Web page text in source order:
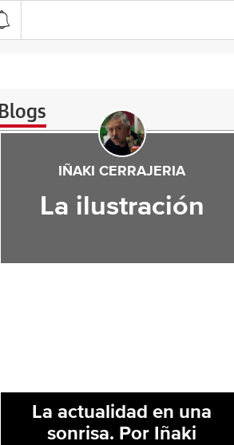
Blogs
IÑAKI CERRAJERIA
La ilustración
La actualidad en una
sonrisa. Por Iñaki